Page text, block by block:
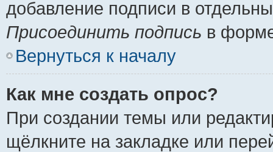
добавление подписи в
Присоединить подпись в
Вернуться к началу
Как мне создать опрос?
При создании темы или
щёлкните на закладке или